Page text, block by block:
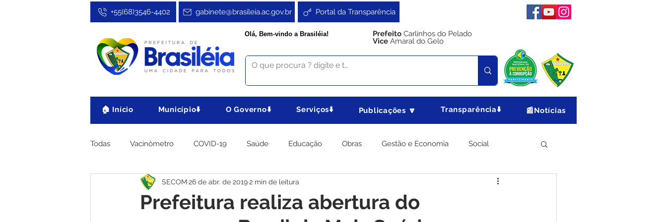
Portal da Transparência
gabinete@brasileia.ac.gov.br
+55(68)3546-4402
Olá, Bem-vindo a Brasiléia! Prefeito Carlinhos do Pelado
Vice Amaral do Gelo
🏠 Início Município⬇️ O Governo⬇️ Serviços⬇️ Publicações 🔽 Transparência⬇️ 📰Notícias
Todas Vacinômetro COVID-19 Saúde Educação Obras Gestão e Economia Social
Cultura, Festa e Esporte No Gabinete Agricultura e Produção Meio Ambiente
Prefeitura realiza abertura do
SECOM 26 de abr. de 20192 min de leitura